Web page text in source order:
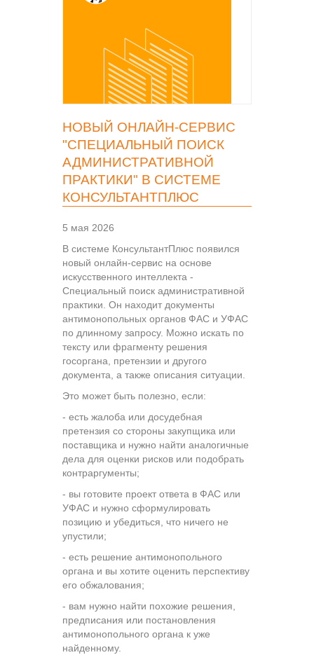
НОВЫЙ ОНЛАЙН-СЕРВИС
"СПЕЦИАЛЬНЫЙ ПОИСК
АДМИНИСТРАТИВНОЙ
ПРАКТИКИ" В СИСТЕМЕ
КОНСУЛЬТАНТПЛЮС
5 мая 2026
В системе КонсультантПлюс появился
новый онлайн-сервис на основе
искусственного интеллекта -
Специальный поиск административной
практики. Он находит документы
антимонопольных органов ФАС и УФАС
по длинному запросу. Можно искать по
тексту или фрагменту решения
госоргана, претензии и другого
документа, а также описания ситуации.
Это может быть полезно, если:
- есть жалоба или досудебная
претензия со стороны закупщика или
поставщика и нужно найти аналогичные
дела для оценки рисков или подобрать
контраргументы;
- вы готовите проект ответа в ФАС или
УФАС и нужно сформулировать
позицию и убедиться, что ничего не
упустили;
- есть решение антимонопольного
органа и вы хотите оценить перспективу
его обжалования;
- вам нужно найти похожие решения,
предписания или постановления
антимонопольного органа к уже
найденному.